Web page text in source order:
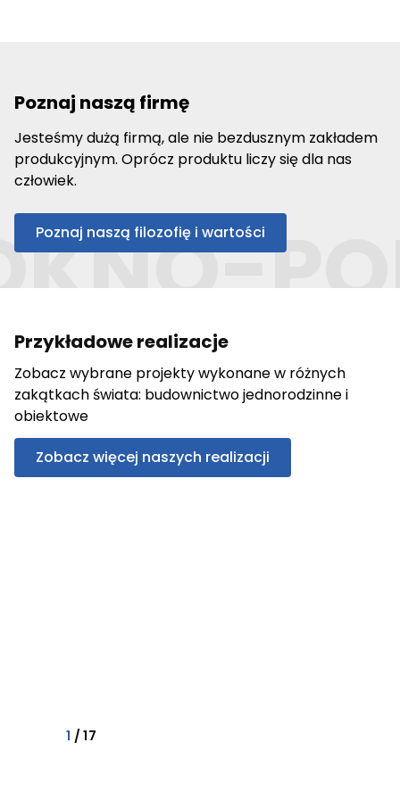
Poznaj naszą firmę
Jesteśmy dużą firmą, ale nie bezdusznym zakładem
produkcyjnym. Oprócz produktu liczy się dla nas
człowiek.
Poznaj naszą filozofię i wartości
Przykładowe realizacje
Zobacz wybrane projekty wykonane w różnych
zakątkach świata: budownictwo jednorodzinne i
obiektowe
Zobacz więcej naszych realizacji
1 /17